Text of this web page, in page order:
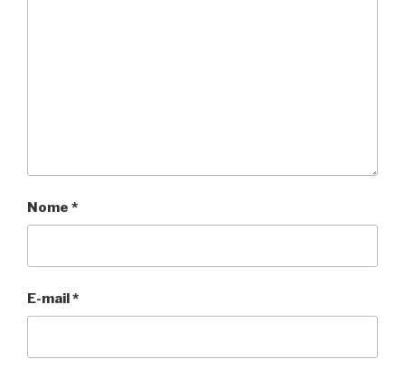
Nome *
E-mail*